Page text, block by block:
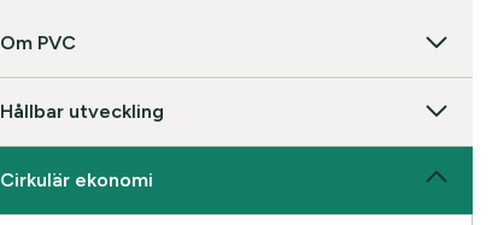
Om PVC
Hållbar utveckling
Cirkulär ekonomi